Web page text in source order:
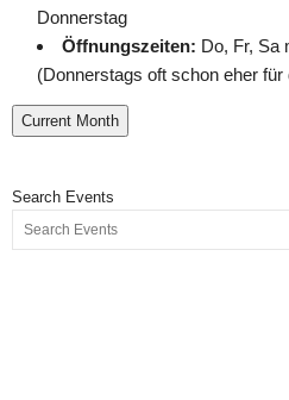
Donnerstag
Öffnungszeiten: Do, Fr, Sa
(Donnerstags oft schon eher für
Current Month
Search Events